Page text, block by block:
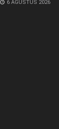
6 AGUSTUS 2026